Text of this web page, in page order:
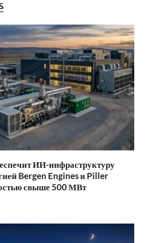
ИИ-инфраструктуру
Bergen Engines и Piller
свыше 500 МВт